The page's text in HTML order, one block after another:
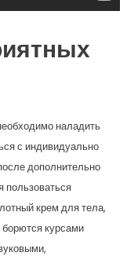
наладить
с индивидуально
дополнительно
пользоваться
крем для тела,
борются курсами